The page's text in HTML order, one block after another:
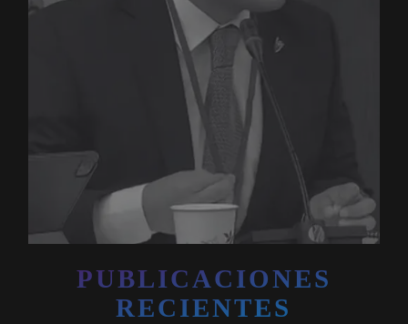
PUBLICACIONES
RECIENTES